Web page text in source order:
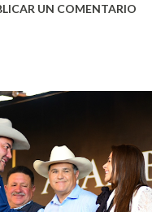
dio inicio al
Municipio capital. Leo
programa se usarán
pintura, para dar inicio
Elizondo y la calle 22 de
en 66 casas.
UN COMENTARIO